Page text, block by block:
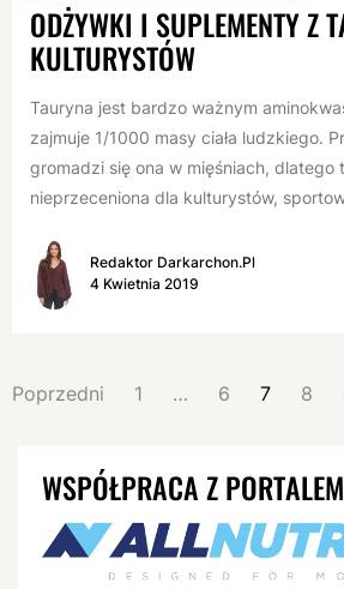
ODŻYWKI I SUPLEMENTY Z
KULTURYSTÓW
Tauryna jest bardzo ważnym
zajmuje 1/1000 masy ciała ludzkiego.
gromadzi się ona w mięśniach, dlatego
nieprzeceniona dla kulturystów,
Redaktor Darkarchon.pl
4 Kwietnia 2019
NAWIGACJA
WPISACH
Poprzedni 1 … 6 7 8
WSPÓŁPRACA Z